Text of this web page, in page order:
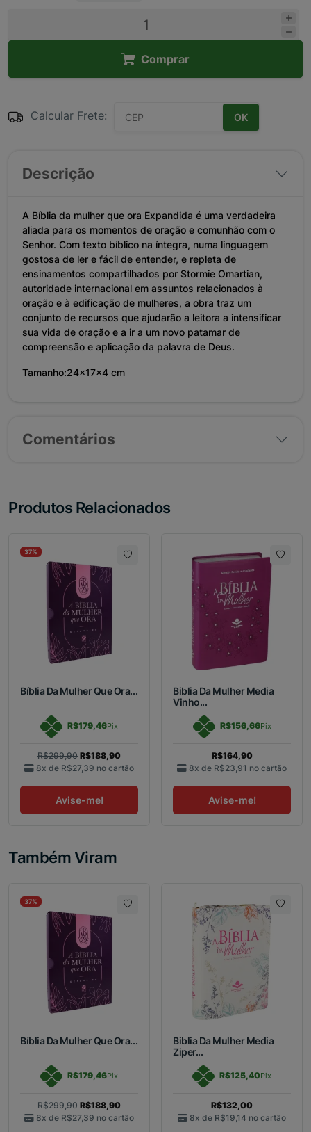
Comprar
Calcular Frete: OK
Descrição
A Bíblia da mulher que ora Expandida é uma verdadeira
aliada para os momentos de oração e comunhão com o
Senhor. Com texto bíblico na íntegra, numa linguagem
gostosa de ler e fácil de entender, e repleta de
ensinamentos compartilhados por Stormie Omartian,
autoridade internacional em assuntos relacionados à
oração e à edificação de mulheres, a obra traz um
conjunto de recursos que ajudarão a leitora a intensificar
sua vida de oração e a ir a um novo patamar de
compreensão e aplicação da palavra de Deus.
Tamanho:24x17x4 cm
Comentários
Produtos Relacionados
37%
Bíblia Da Mulher Que Ora...
R$179,46Pix
R$299,90 R$188,90
8x de R$27,39 no cartão
Avise-me!
Biblia Da Mulher Media
Vinho...
R$156,66Pix
R$164,90
8x de R$23,91 no cartão
Avise-me!
Também Viram
37%
Bíblia Da Mulher Que Ora...
R$179,46Pix
R$299,90 R$188,90
8x de R$27,39 no cartão
Biblia Da Mulher Media
Ziper...
R$125,40Pix
R$132,00
8x de R$19,14 no cartão